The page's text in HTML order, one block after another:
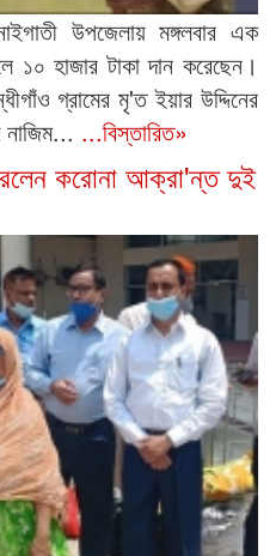
উপজেলায় মঙ্গলবার এক
হাজার টাকা দান করেছেন।
গ্রামের মৃ'ত ইয়ার উদ্দিনের
নাজিম... ...বিস্তারিত»
করোনা আক্রা'ন্ত দুই